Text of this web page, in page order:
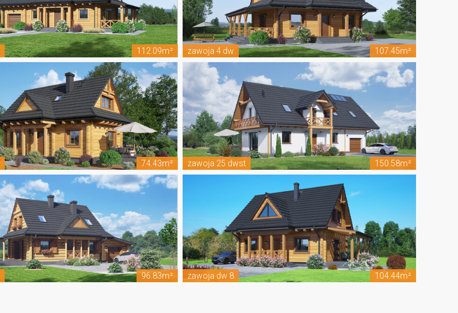
112.09m² zawoja 4 dw 107.45m²
74.43m² zawoja 25 dwst 150.58m²
96.83m² zawoja dw 8 104.44m²